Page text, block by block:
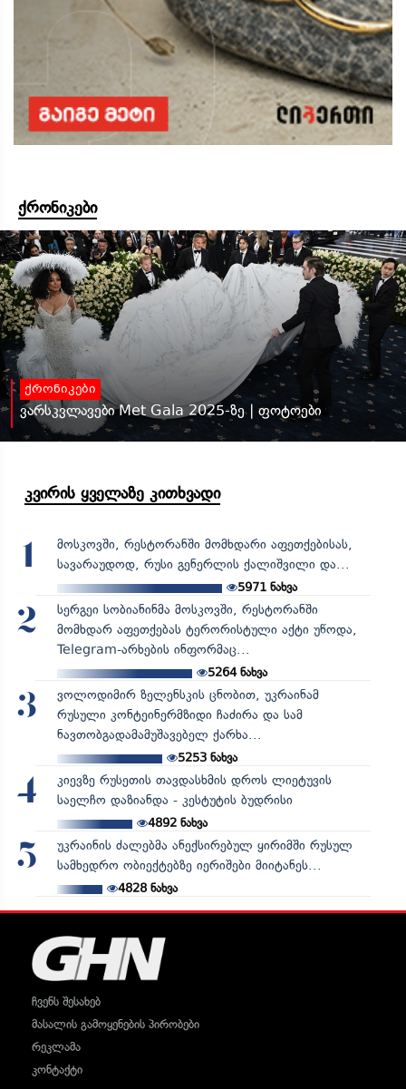
ქრონიკები
ქრონიკები
ვარსკვლავები Met Gala 2025-ზე | ფოტოები
კვირის ყველაზე კითხვადი
1
მოსკოვში, რესტორანში მომხდარი აფეთქებისას,
სავარაუდოდ, რუსი გენერლის ქალიშვილი და...
5971 ნახვა
2
სერგეი სობიანინმა მოსკოვში, რესტორანში
მომხდარ აფეთქებას ტერორისტული აქტი უწოდა,
Telegram-არხების ინფორმაც...
5264ნახვა
3
ვოლოდიმირ ზელენსკის ცნობით, უკრაინამ
რუსული კონტეინერმზიდი ჩაძირა და სამ
ნავთობგადამამუშავებელ ქარხა...
5253ნახვა
4
კიევზე რუსეთის თავდასხმის დროს ლიეტუვის
საელჩო დაზიანდა - კესტუტის ბუდრისი
4892ნახვა
5
უკრაინის ძალებმა ანექსირებულ ყირიმში რუსულ
სამხედრო ობიექტებზე იერიშები მიიტანეს...
4828ნახვა
ჩვენს შესახებ
მასალის გამოყენების პირობები
რეკლამა
კონტაქტი